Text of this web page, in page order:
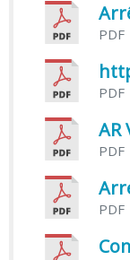
PDF
PDF
PDF
PDF